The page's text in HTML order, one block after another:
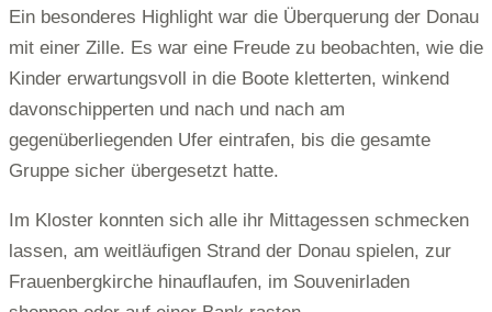
Ein besonderes Highlight war die Überquerung der Donau
mit einer Zille. Es war eine Freude zu beobachten, wie die
Kinder erwartungsvoll in die Boote kletterten, winkend
davonschipperten und nach und nach am
gegenüberliegenden Ufer eintrafen, bis die gesamte
Gruppe sicher übergesetzt hatte.
Im Kloster konnten sich alle ihr Mittagessen schmecken
lassen, am weitläufigen Strand der Donau spielen, zur
Frauenbergkirche hinauflaufen, im Souvenirladen